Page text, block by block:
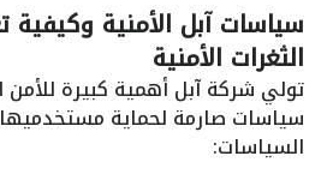
سياسات آبل الأمنية وكيفية
الثغرات الأمنية
تولي شركة آبل أهمية كبيرة للأمن
سياسات صارمة لحماية
السياسات: